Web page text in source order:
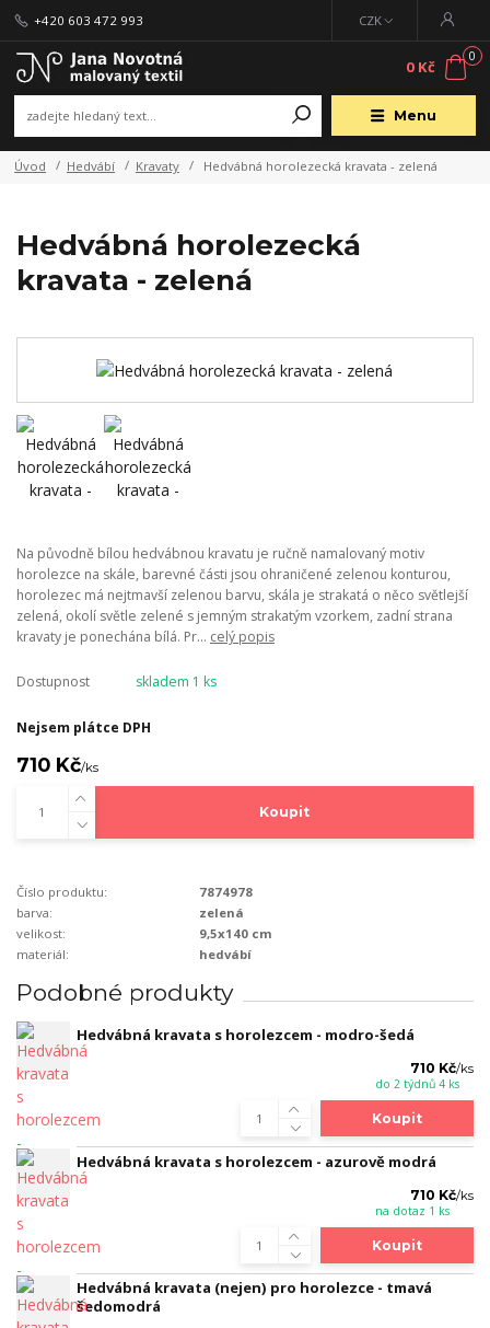
Menu
CZK
+420 603 472 993
0
0 Kč
Úvod Hedvábí Kravaty Hedvábná horolezecká kravata - zelená
Hedvábná horolezecká
kravata - zelená
Na původně bílou hedvábnou kravatu je ručně namalovaný motiv
horolezce na skále, barevné části jsou ohraničené zelenou konturou,
horolezec má nejtmavší zelenou barvu, skála je strakatá o něco světlejší
zelená, okolí světle zelené s jemným strakatým vzorkem, zadní strana
kravaty je ponechána bílá. Pr... celý popis
Dostupnost skladem 1 ks
Nejsem plátce DPH
710 Kč/ks
Koupit
Číslo produktu:
7874978
barva:
zelená
velikost:
9,5x140 cm
materiál:
hedvábí
Podobné produkty
Hedvábná kravata s horolezcem - modro-šedá
710 Kč/ks
do 2 týdnů 4 ks
Koupit
Hedvábná kravata s horolezcem - azurově modrá
710 Kč/ks
na dotaz 1 ks
Koupit
Hedvábná kravata (nejen) pro horolezce - tmavá
šedomodrá